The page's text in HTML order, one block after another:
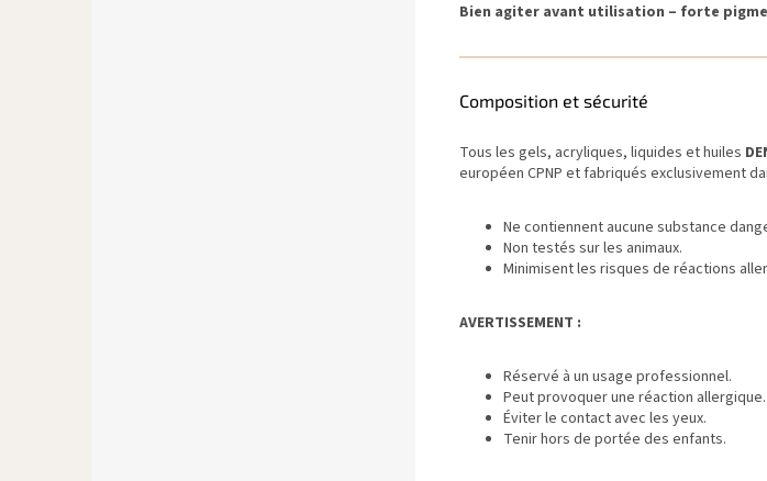
Bien agiter avant utilisation – forte
Composition et sécurité
Tous les gels, acryliques, liquides et huiles
européen CPNP et fabriqués exclusivement
Ne contiennent aucune substance
Non testés sur les animaux.
Minimisent les risques de réactions
AVERTISSEMENT :
Réservé à un usage professionnel.
Peut provoquer une réaction allergique.
Éviter le contact avec les yeux.
Tenir hors de portée des enfants.